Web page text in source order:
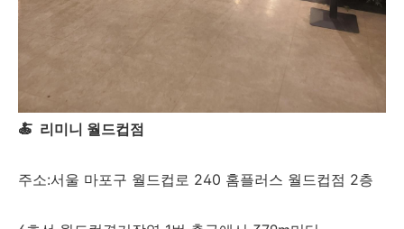
🍝 리미니 월드컵점
주소:서울 마포구 월드컵로 240 홈플러스 월드컵점 2층